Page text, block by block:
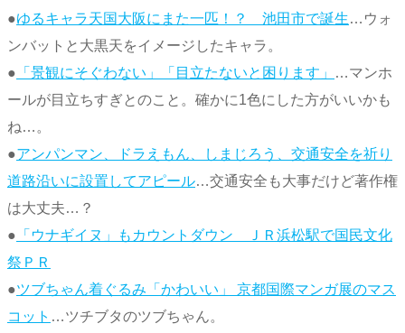
●ゆるキャラ天国大阪にまた一匹！？ 池田市で誕生…ウォ
ンバットと大黒天をイメージしたキャラ。
● 「景観にそぐわない」「目立たないと困ります」
…マンホ
ールが目立ちすぎとのこと。確かに1色にした方がいいかも
ね…。
●アンパンマン、ドラえもん、しまじろう、交通安全を祈り
道路沿いに設置してアピール…交通安全も大事だけど著作権
は大丈夫…？
● 「ウナギイヌ」もカウントダウン ＪＲ浜松駅で国民文化
祭ＰＲ
●ツブちゃん着ぐるみ「かわいい」 京都国際マンガ展のマス
コット …ツチブタのツブちゃん。